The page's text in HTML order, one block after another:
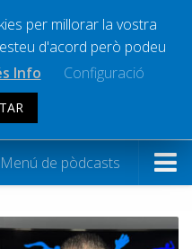
Televisió
Menú de pòdcasts
per millorar la vostra
d'acord però podeu
Info Configuració